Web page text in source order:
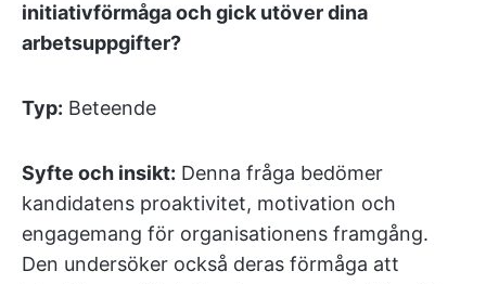
initiativförmåga och gick utöver dina
arbetsuppgifter?
Typ: Beteende
Syfte och insikt: Denna fråga bedömer
kandidatens proaktivitet, motivation och
engagemang för organisationens framgång.
Den undersöker också deras förmåga att